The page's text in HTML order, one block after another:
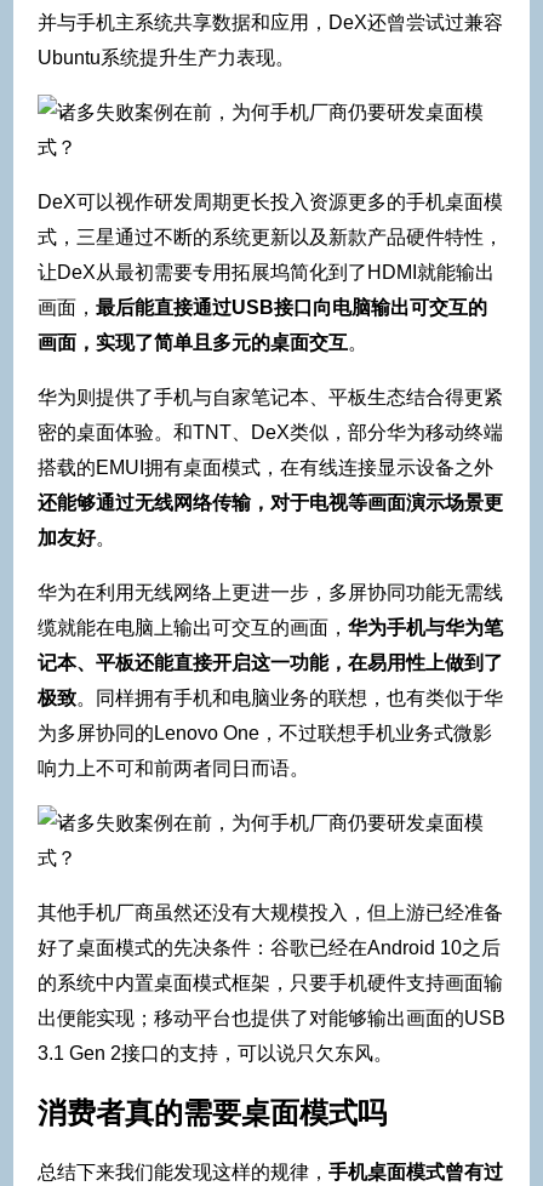
并与手机主系统共享数据和应用，DeX还曾尝试过兼容
Ubuntu系统提升生产力表现。
DeX可以视作研发周期更长投入资源更多的手机桌面模
式，三星通过不断的系统更新以及新款产品硬件特性，
让DeX从最初需要专用拓展坞简化到了HDMI就能输出
画面， 最后能直接通过USB接口向电脑输出可交互的
画面，实现了简单且多元的桌面交互。
华为则提供了手机与自家笔记本、平板生态结合得更紧
密的桌面体验。和TNT、DeX类似，部分华为移动终端
搭载的EMUI拥有桌面模式，在有线连接显示设备之外
还能够通过无线网络传输，对于电视等画面演示场景更
加友好。
华为在利用无线网络上更进一步，多屏协同功能无需线
缆就能在电脑上输出可交互的画面， 华为手机与华为笔
记本、平板还能直接开启这一功能，在易用性上做到了
极致。同样拥有手机和电脑业务的联想，也有类似于华
为多屏协同的Lenovo One，不过联想手机业务式微影
响力上不可和前两者同日而语。
其他手机厂商虽然还没有大规模投入，但上游已经准备
好了桌面模式的先决条件：谷歌已经在Android 10之后
的系统中内置桌面模式框架，只要手机硬件支持画面输
出便能实现；移动平台也提供了对能够输出画面的USB
3.1 Gen 2接口的支持，可以说只欠东风。
消费者真的需要桌面模式吗
总结下来我们能发现这样的规律， 手机桌面模式曾有过